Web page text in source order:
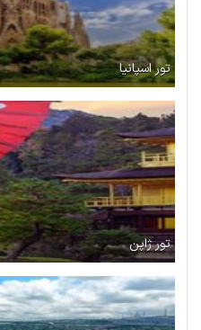
تور اسپانیا
تور ژاپن